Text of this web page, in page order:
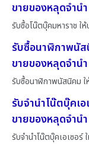
ขายของหลุดจำน
รับซื้อโน๊ตบุ๊คมหาราช ใ
รับซื้อนาฬิกาพนั
ขายของหลุดจำน
รับซื้อนาฬิกาพนัสนิคม ใ
รับจำนำโน๊ตบุ๊คเ
ขายของหลุดจำนำ
รับจำนำโน๊ตบุ๊คเอเซอร์